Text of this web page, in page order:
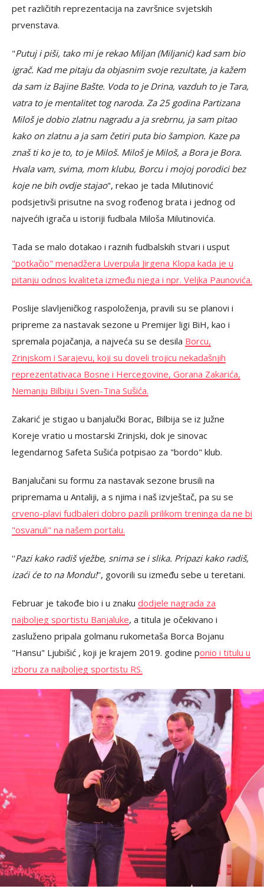
pet različitih reprezentacija na završnice svjetskih
prvenstava.
"Putuj i piši, tako mi je rekao Miljan (Miljanić) kad sam bio
igrač. Kad me pitaju da objasnim svoje rezultate, ja kažem
da sam iz Bajine Bašte. Voda to je Drina, vazduh to je Tara,
vatra to je mentalitet tog naroda. Za 25 godina Partizana
Miloš je dobio zlatnu nagradu a ja srebrnu, ja sam pitao
kako on zlatnu a ja sam četiri puta bio šampion. Kaze pa
znaš ti ko je to, to je Miloš. Miloš je Miloš, a Bora je Bora.
Hvala vam, svima, mom klubu, Borcu i mojoj porodici bez
koje ne bih ovdje stajao", rekao je tada Milutinović
podsjetivši prisutne na svog rođenog brata i jednog od
najvećih igrača u istoriji fudbala Miloša Milutinovića.
Tada se malo dotakao i raznih fudbalskih stvari i usput
"potkačio" menadžera Liverpula Jirgena Klopa kada je u
pitanju odnos kvaliteta između njega i npr. Veljka Paunovića.
Poslije slavljeničkog raspoloženja, pravili su se planovi i
pripreme za nastavak sezone u Premijer ligi BiH, kao i
spremala pojačanja, a najveća su se desila Borcu,
Zrinjskom i Sarajevu, koji su doveli trojicu nekadašnjih
reprezentativaca Bosne i Hercegovine, Gorana Zakarića,
Nemanju Bilbiju i Sven-Tina Sušića.
Zakarić je stigao u banjalučki Borac, Bilbija se iz Južne
Koreje vratio u mostarski Zrinjski, dok je sinovac
legendarnog Safeta Sušića potpisao za "bordo" klub.
Banjalučani su formu za nastavak sezone brusili na
pripremama u Antaliji, a s njima i naš izvještač, pa su se
crveno-plavi fudbaleri dobro pazili prilikom treninga da ne bi
"osvanuli" na našem portalu.
''Pazi kako radiš vježbe, snima se i slika. Pripazi kako radiš,
izaći će to na Mondu!'', govorili su između sebe u teretani.
Februar je takođe bio i u znaku dodjele nagrada za
najboljeg sportistu Banjaluke, a titula je očekivano i
zasluženo pripala golmanu rukometaša Borca Bojanu
"Hansu" Ljubišić , koji je krajem 2019. godine ponio i titulu u
izboru za najboljeg sportistu RS.